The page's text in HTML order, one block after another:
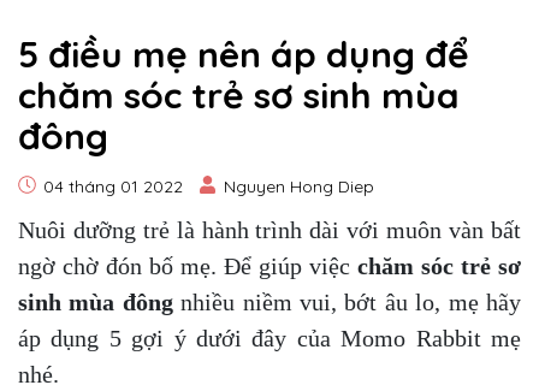
5 điều mẹ nên áp dụng để
chăm sóc trẻ sơ sinh mùa
đông
04 tháng 01 2022 Nguyen Hong Diep
Nuôi dưỡng trẻ là hành trình dài với muôn vàn bất
ngờ chờ đón bố mẹ. Để giúp việc chăm sóc trẻ sơ
sinh mùa đôngnhiều niềm vui, bớt âu lo, mẹ hãy
áp dụng 5 gợi ý dưới đây của Momo Rabbit mẹ
nhé.